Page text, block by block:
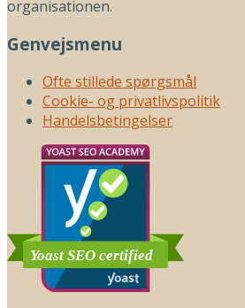
organisationen.
Genvejsmenu
Ofte stillede spørgsmål
Cookie- og privatlivspolitik
Handelsbetingelser